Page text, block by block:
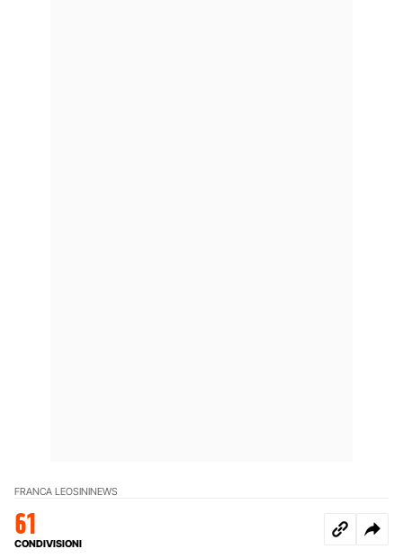
FRANCA LEOSININEWS
61
CONDIVISIONI